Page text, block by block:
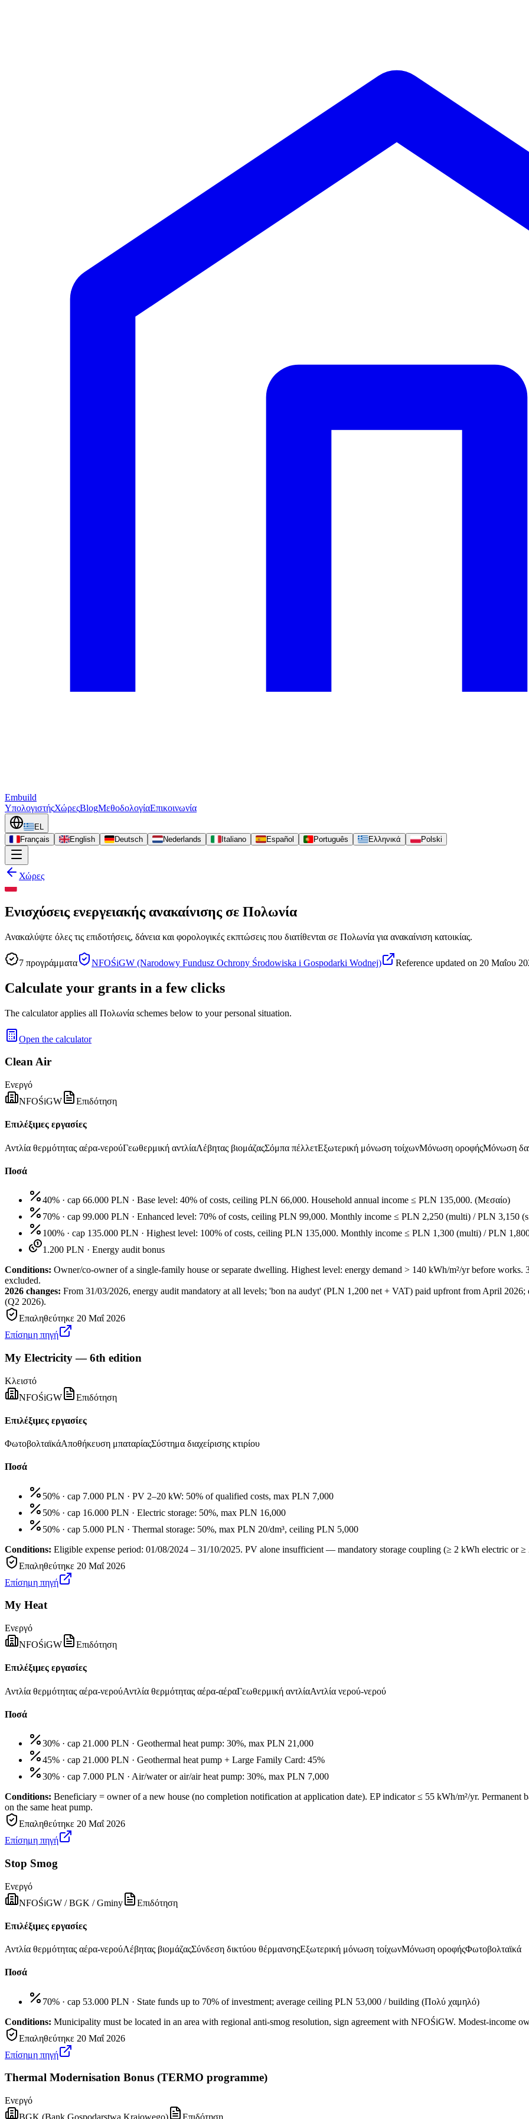
Embuild
ΥπολογιστήςΧώρεςBlogΜεθοδολογίαΕπικοινωνία
EL
Français
English Deutsch Nederlands Italiano Español Português Ελληνικά Polski
Χώρες
Ενισχύσεις ενεργειακής ανακαίνισης σε Πολωνία
Ανακαλύψτε όλες τις επιδοτήσεις, δάνεια και φορολογικές εκπτώσεις που διατίθενται σε Πολωνία για ανακαίνιση κατοικίας.
7 προγράμματα NFOŚiGW (Narodowy Fundusz Ochrony Środowiska i Gospodarki Wodnej) Reference updated on 20 Μαΐου
Calculate your grants in a few clicks
The calculator applies all Πολωνία schemes below to your personal situation.
Open the calculator
Clean Air
Ενεργό
NFOŚiGW
Επιδότηση
Επιλέξιμες εργασίες
Αντλία θερμότητας αέρα-νερούΓεωθερμική αντλίαΛέβητας βιομάζαςΣόμπα πέλλετΕξωτερική μόνωση τοίχωνΜόνωση οροφήςΜόνωση
Ποσά
40% · cap 66.000 PLN · Base level: 40% of costs, ceiling PLN 66,000. Household annual income ≤ PLN 135,000. (Μεσαίο)
70% · cap 99.000 PLN · Enhanced level: 70% of costs, ceiling PLN 99,000. Monthly income ≤ PLN 2,250 (multi) / PLN 3,150
100% · cap 135.000 PLN · Highest level: 100% of costs, ceiling PLN 135,000. Monthly income ≤ PLN 1,300 (multi) / PLN
1.200 PLN · Energy audit bonus
Conditions: Owner/co-owner of a single-family house or separate dwelling. Highest level: energy demand > 140 kWh/m²/yr before works.
excluded.
2026 changes: From 31/03/2026, energy audit mandatory at all levels; 'bon na audyt' (PLN 1,200 net + VAT) paid upfront from April
(Q2 2026).
Επαληθεύτηκε 20 Μαΐ 2026
Επίσημη πηγή
My Electricity — 6th edition
Κλειστό
NFOŚiGW
Επιδότηση
Επιλέξιμες εργασίες
ΦωτοβολταϊκάΑποθήκευση μπαταρίαςΣύστημα διαχείρισης κτιρίου
Ποσά
50% · cap 7.000 PLN · PV 2–20 kW: 50% of qualified costs, max PLN 7,000
50% · cap 16.000 PLN · Electric storage: 50%, max PLN 16,000
50% · cap 5.000 PLN · Thermal storage: 50%, max PLN 20/dm³, ceiling PLN 5,000
Conditions: Eligible expense period: 01/08/2024 – 31/10/2025. PV alone insufficient — mandatory storage coupling (≥ 2 kWh electric or
Επαληθεύτηκε 20 Μαΐ 2026
Επίσημη πηγή
My Heat
Ενεργό
NFOŚiGW
Επιδότηση
Επιλέξιμες εργασίες
Αντλία θερμότητας αέρα-νερούΑντλία θερμότητας αέρα-αέραΓεωθερμική αντλίαΑντλία νερού-νερού
Ποσά
30% · cap 21.000 PLN · Geothermal heat pump: 30%, max PLN 21,000
45% · cap 21.000 PLN · Geothermal heat pump + Large Family Card: 45%
30% · cap 7.000 PLN · Air/water or air/air heat pump: 30%, max PLN 7,000
Conditions: Beneficiary = owner of a new house (no completion notification at application date). EP indicator ≤ 55 kWh/m²/yr. Permanent
on the same heat pump.
Επαληθεύτηκε 20 Μαΐ 2026
Επίσημη πηγή
Stop Smog
Ενεργό
NFOŚiGW / BGK / Gminy
Επιδότηση
Επιλέξιμες εργασίες
Αντλία θερμότητας αέρα-νερούΛέβητας βιομάζαςΣύνδεση δικτύου θέρμανσηςΕξωτερική μόνωση τοίχωνΜόνωση οροφήςΦωτοβολταϊκά
Ποσά
70% · cap 53.000 PLN · State funds up to 70% of investment; average ceiling PLN 53,000 / building (Πολύ χαμηλό)
Conditions: Municipality must be located in an area with regional anti-smog resolution, sign agreement with NFOŚiGW. Modest-income
Επαληθεύτηκε 20 Μαΐ 2026
Επίσημη πηγή
Thermal Modernisation Bonus (TERMO programme)
Ενεργό
BGK (Bank Gospodarstwa Krajowego)
Επιδότηση